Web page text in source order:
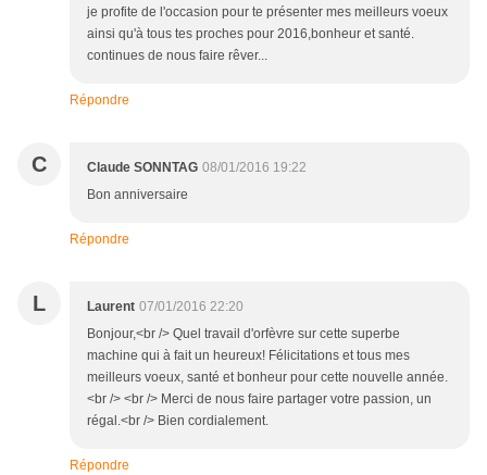
je profite de l'occasion pour te présenter mes meilleurs voeux
ainsi qu'à tous tes proches pour 2016,bonheur et santé.
continues de nous faire rêver...
Répondre
C Claude SONNTAG 08/01/2016 19:22
Bon anniversaire
Répondre
L Laurent 07/01/2016 22:20
Bonjour,<br /> Quel travail d'orfèvre sur cette superbe
machine qui à fait un heureux! Félicitations et tous mes
meilleurs voeux, santé et bonheur pour cette nouvelle année.
<br /> <br /> Merci de nous faire partager votre passion, un
régal.<br /> Bien cordialement.
Répondre